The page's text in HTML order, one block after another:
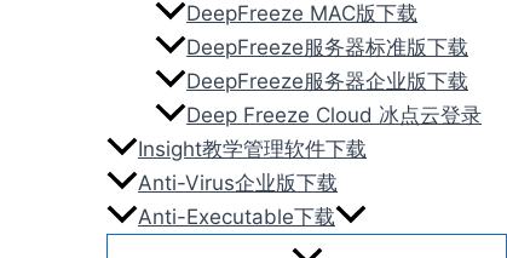
DeepFreeze MAC版下载
DeepFreeze服务器标准版下载
DeepFreeze服务器企业版下载
Deep Freeze Cloud 冰点云登录
Insight教学管理软件下载
Anti-Virus企业版下载
Anti-Executable下载